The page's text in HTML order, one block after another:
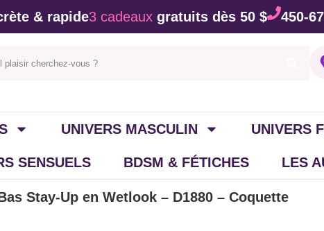
& rapide3 cadeaux gratuits dès 50 $ 450-
UNIVERS MASCULIN UNIVERS
SENSUELS BDSM & FÉTICHES LES
Stay-Up en Wetlook – D1880 – Coquette